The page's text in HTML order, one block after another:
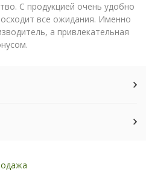
С продукцией очень удобно
все ожидания. Именно
а привлекательная